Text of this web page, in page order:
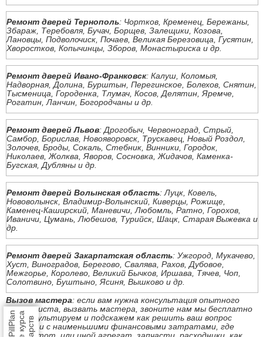
Ремонт дверей Тернополь: Чортков, Кременец, Бережаны,
Збараж, Теребовля, Бучач, Борщев, Залещики, Козова,
Лановцы, Подволочиск, Почаев, Великая Березовица, Гусятин,
Хворостков, Копычинцы, Зборов, Монастыриска и др.
Ремонт дверей Ивано-Франковск: Калуш, Коломыя,
Надворная, Долина, Бурштын, Перегинское, Болехов, Снятин,
Тысменица, Городенка, Тлумач, Косов, Делятин, Яремче,
Рогатин, Ланчин, Богородчаны и др.
Ремонт дверей Львов: Дрогобыч, Червоноград, Стрый,
Самбор, Борислав, Новояворовск, Трускавец, Новый Роздол,
Золочев, Броды, Сокаль, Стебник, Винники, Городок,
Николаев, Жолква, Яворов, Сосновка, Жидачов, Каменка-
Бугская, Дубляны и др.
Ремонт дверей Волынская область: Луцк, Ковель,
Нововолынск, Владимир-Волынский, Киверцы, Рожище,
Каменец-Каширский, Маневичи, Любомль, Ратно, Горохов,
Иваничи, Цумань, Любешов, Турийск, Шацк, Старая Выжевка и
др.
Ремонт дверей Закарпатская область: Ужгород, Мукачево,
Хуст, Виноградов, Берегово, Свалява, Рахов, Дубовое,
Межгорье, Королево, Великий Бычков, Иршава, Тячев, Чоп,
Солотвино, Буштыно, Ясиня, Вышково и др.
Вызов мастера: если вам нужна консультация опытного
специалиста, вызвать мастера, звоните нам мы бесплатно
проконсультируем и подскажем как решить ваш вопрос
быстро и с наименьшими финансовыми затратами, где